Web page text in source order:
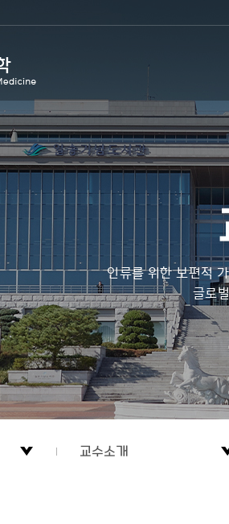
인류를 위한 보편적
글로
교수소개